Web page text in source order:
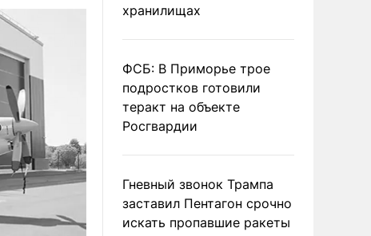
хранилищах
ФСБ: В Приморье трое
подростков готовили
теракт на объекте
Росгвардии
Гневный звонок Трампа
заставил Пентагон срочно
искать пропавшие ракеты